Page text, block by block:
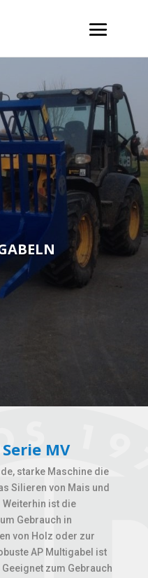
MV
starke Maschine die
Silieren von Mais und
ist die
Gebrauch in
von Holz oder zur
AP Multigabel ist
zum Gebrauch